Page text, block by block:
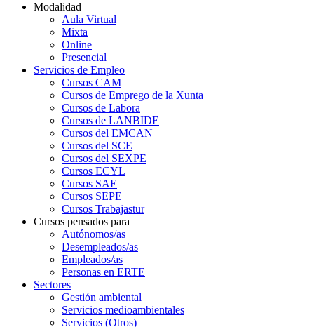
Modalidad
Aula Virtual
Mixta
Online
Presencial
Servicios de Empleo
Cursos CAM
Cursos de Emprego de la Xunta
Cursos de Labora
Cursos de LANBIDE
Cursos del EMCAN
Cursos del SCE
Cursos del SEXPE
Cursos ECYL
Cursos SAE
Cursos SEPE
Cursos Trabajastur
Cursos pensados para
Autónomos/as
Desempleados/as
Empleados/as
Personas en ERTE
Sectores
Gestión ambiental
Servicios medioambientales
Servicios (Otros)